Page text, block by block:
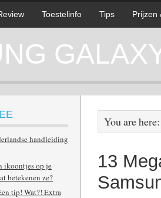
Toestelinfo Tips Prijzen
You are
13
handleiding
ikoontjes op je
betekenen ze?
tip! Wat?! Extra